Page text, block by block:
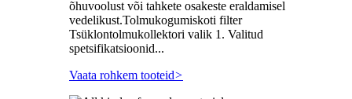
õhuvoolust või tahkete osakeste eraldamisel
vedelikust.Tolmukogumiskoti filter
Tsüklontolmukollektori valik 1. Valitud
spetsifikatsioonid...
Vaata rohkem tooteid>